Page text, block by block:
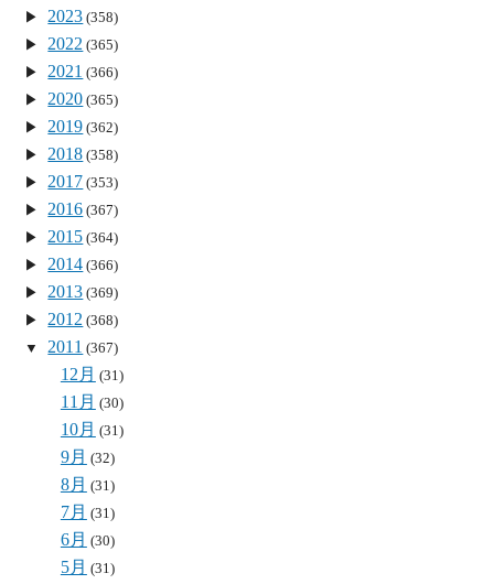
2023 (358)
2022 (365)
2021 (366)
2020 (365)
2019 (362)
2018 (358)
2017 (353)
2016 (367)
2015 (364)
2014 (366)
2013 (369)
2012 (368)
2011 (367)
12月 (31)
11月 (30)
10月 (31)
9月 (32)
8月 (31)
7月 (31)
6月 (30)
5月 (31)